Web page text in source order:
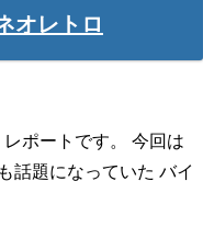
オレトロ
ポートです。 今回は
話題になっていた バイ